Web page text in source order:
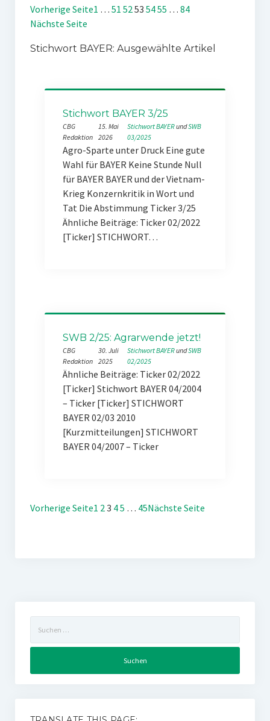
Vorherige Seite1 … 51 5253 5455 … 84
Nächste Seite
Stichwort BAYER: Ausgewählte Artikel
Stichwort BAYER 3/25
CBG
Redaktion
15. Mai
2026
Stichwort BAYER und SWB
03/2025
Agro-Sparte unter Druck Eine gute
Wahl für BAYER Keine Stunde Null
für BAYER BAYER und der Vietnam-
Krieg Konzernkritik in Wort und
Tat Die Abstimmung Ticker 3/25
Ähnliche Beiträge: Ticker 02/2022
[Ticker] STICHWORT…
SWB 2/25: Agrarwende jetzt!
CBG
Redaktion
30. Juli
2025
Stichwort BAYER und SWB
02/2025
Ähnliche Beiträge: Ticker 02/2022
[Ticker] Stichwort BAYER 04/2004
– Ticker [Ticker] STICHWORT
BAYER 02/03 2010
[Kurzmitteilungen] STICHWORT
BAYER 04/2007 – Ticker
Vorherige Seite1 23 45 … 45Nächste Seite
nach: